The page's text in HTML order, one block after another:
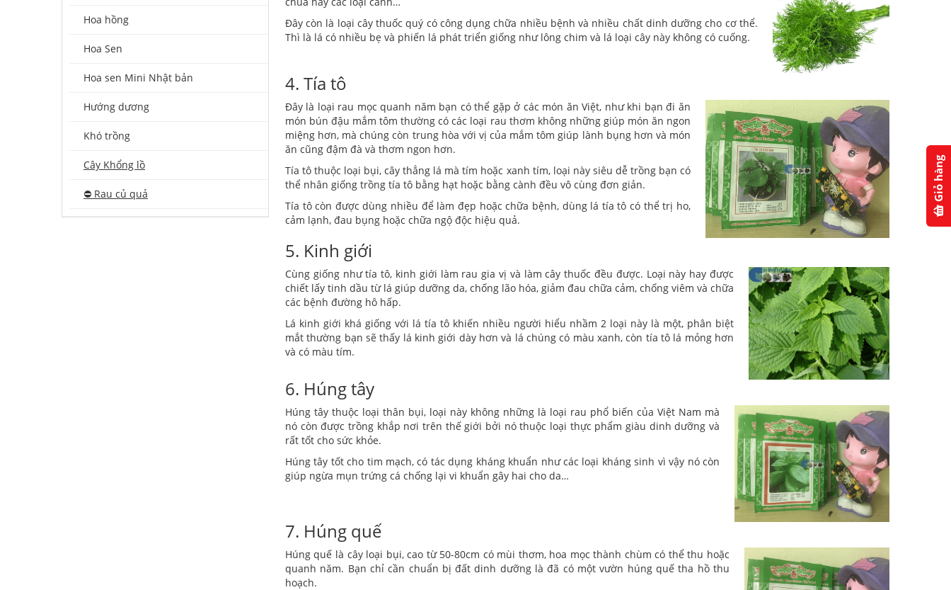
Đây còn là loại cây thuốc quý có công dụng chữa nhiều bệnh và nhiều chất dinh dưỡng cho cơ thể.
Thì là lá có nhiều bẹ và phiến lá phát triển giống như lông chim và lá loại cây này không có cuống.
4. Tía tô
Đây là loại rau mọc quanh năm bạn có thể gặp ở các món ăn Việt, như khi bạn đi ăn
món bún đậu mắm tôm thường có các loại rau thơm không những giúp món ăn ngon
miệng hơn, mà chúng còn trung hòa với vị của mắm tôm giúp lành bụng hơn và món
ăn cũng đậm đà và thơm ngon hơn.
Tía tô thuộc loại bụi, cây thẳng lá mà tím hoặc xanh tím, loại này siêu dễ trồng bạn có
thể nhân giống trồng tía tô bằng hạt hoặc bằng cành đều vô cùng đơn giản.
Tía tô còn được dùng nhiều để làm đẹp hoặc chữa bệnh, dùng lá tía tô có thể trị ho,
cảm lạnh, đau bụng hoặc chữa ngộ độc hiệu quả.
5. Kinh giới
Cùng giống như tía tô, kinh giới làm rau gia vị và làm cây thuốc đều được. Loại này hay được
chiết lấy tinh dầu từ lá giúp dưỡng da, chống lão hóa, giảm đau chữa cảm, chống viêm và chữa
các bệnh đường hô hấp.
Lá kinh giới khá giống với lá tía tô khiến nhiều người hiểu nhầm 2 loại này là một, phân biệt
mắt thường bạn sẽ thấy lá kinh giới dày hơn và lá chúng có màu xanh, còn tía tô lá mỏng hơn
và có màu tím.
6. Húng tây
Húng tây thuộc loại thân bụi, loại này không những là loại rau phổ biến của Việt Nam mà
nó còn được trồng khắp nơi trên thế giới bởi nó thuộc loại thực phẩm giàu dinh dưỡng và
rất tốt cho sức khỏe.
Húng tây tốt cho tim mạch, có tác dụng kháng khuẩn như các loại kháng sinh vì vậy nó còn
giúp ngừa mụn trứng cá chống lại vi khuẩn gây hai cho da…
7. Húng quế
Húng quế là cây loại bụi, cao từ 50-80cm có mùi thơm, hoa mọc thành chùm có thể thu hoặc
quanh năm. Bạn chỉ cần chuẩn bị đất dinh dưỡng là đã có một vườn húng quế tha hồ thu
hoạch.
Hoa hồng
Hoa Sen
Hoa sen Mini Nhật bản
Hướng dương
Khó trồng
Cây Khổng lồ
⛔️ Rau củ quả Giỏ hàng